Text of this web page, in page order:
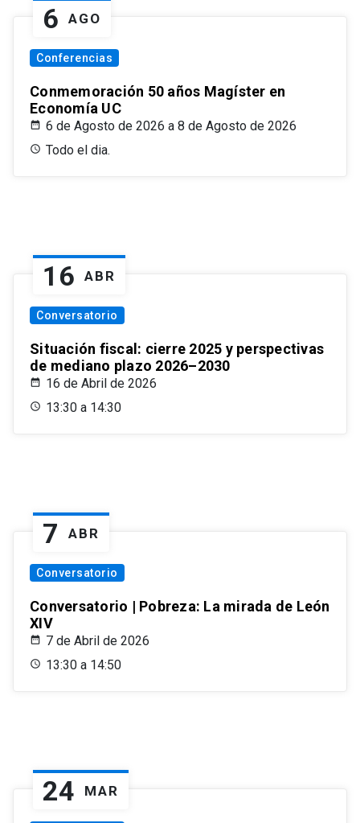
6 AGO
Conferencias
Conmemoración 50 años Magíster en
Economía UC
6 de Agosto de 2026 a 8 de Agosto de 2026
Todo el dia.
16 ABR
Conversatorio
Situación fiscal: cierre 2025 y perspectivas
de mediano plazo 2026–2030
16 de Abril de 2026
13:30 a 14:30
7 ABR
Conversatorio
Conversatorio | Pobreza: La mirada de León
XIV
7 de Abril de 2026
13:30 a 14:50
24 MAR